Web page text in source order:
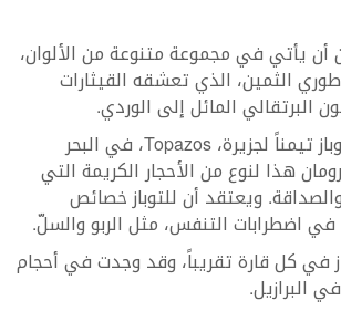
أن يأتي في مجموعة متنوعة من الألوان،
الثمين، الذي تعشقه القيثارات
البرتقالي المائل إلى الوردي.
لقد تمّ تسمية التوباز تيمناً لجزيرة، Topazos، في البحر
هذا لنوع من الأحجار الكريمة التي
ويعتقد أن للتوباز خصائص
اضطرابات التنفس، مثل الربو والسلّ.
في كل قارة تقريباً، وقد وجدت في أحجام
البرازيل.